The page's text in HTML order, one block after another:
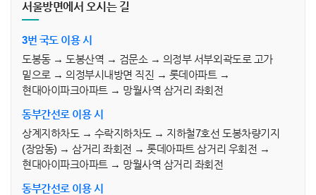
서울방면에서 오시는 길
3번 국도 이용 시
도봉동 → 도봉산역 → 검문소 → 의정부 서부외곽도로 고가
밑으로 → 의정부시내방면 직진 → 롯데아파트 →
현대아이파크아파트 → 망월사역 삼거리 좌회전
동부간선로 이용 시
상계지하차도 → 수락지하차도 → 지하철7호선 도봉차량기지
(장암동) → 삼거리 좌회전 → 롯데아파트 삼거리 우회전 →
현대아이파크아파트 → 망월사역 삼거리 좌회전
동부간선로 이용 시